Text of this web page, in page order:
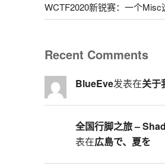
WCTF2020新锐赛：一个Misc
Recent Comments
BlueEve发表在关于
全国行脚之旅 –
表在広島で、夏を